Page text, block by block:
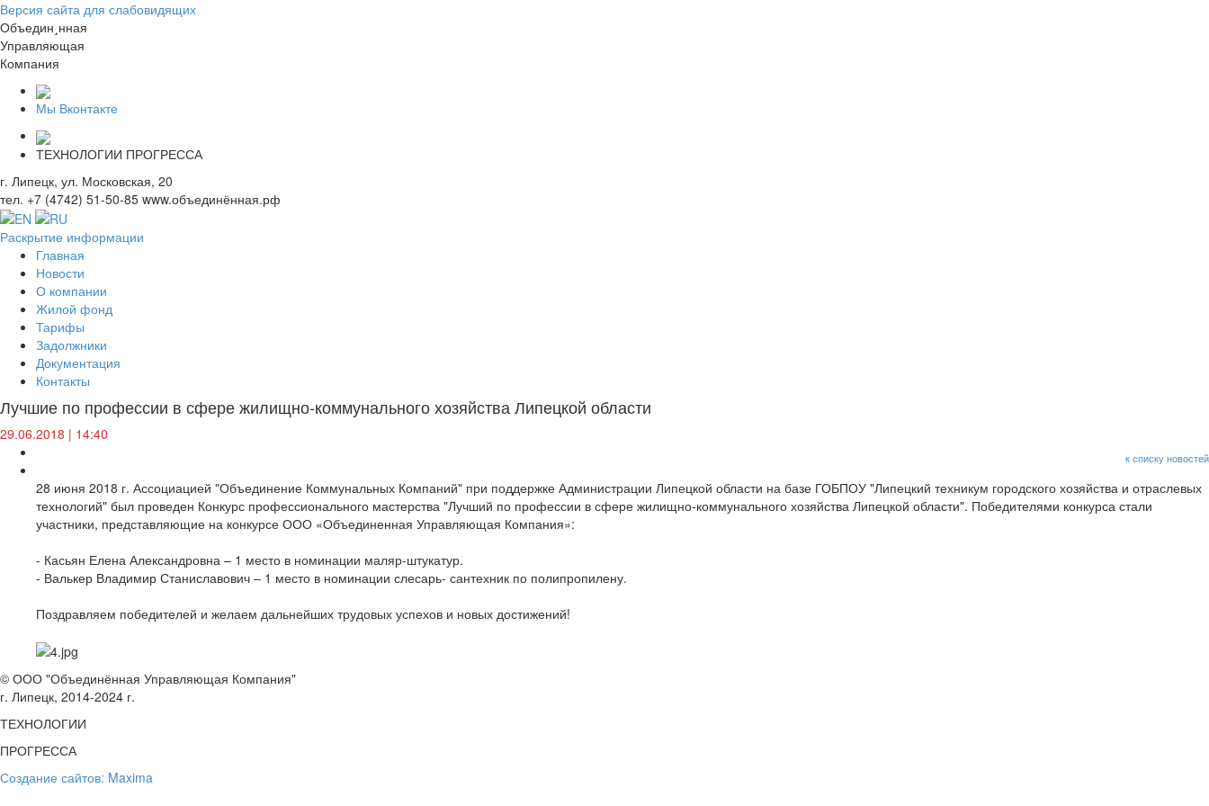
Версия сайта для слабовидящих
Объедин¸нная
Управляющая
Компания
Мы Вконтакте
ТЕХНОЛОГИИ ПРОГРЕССА
г. Липецк, ул. Московская, 20
тел. +7 (4742) 51-50-85 www.объединённая.рф
Раскрытие информации
Главная
Новости
О компании
Жилой фонд
Тарифы
Задолжники
Документация
Контакты
Лучшие по профессии в сфере жилищно-коммунального хозяйства Липецкой области
29.06.2018 | 14:40
к списку новостей
28 июня 2018 г. Ассоциацией "Объединение Коммунальных Компаний" при поддержке Администрации Липецкой области на базе ГОБПОУ "Липецкий техникум городского хозяйства и отраслевых
технологий" был проведен Конкурс профессионального мастерства "Лучший по профессии в сфере жилищно-коммунального хозяйства Липецкой области". Победителями конкурса стали
участники, представляющие на конкурсе ООО «Объединенная Управляющая Компания»:
- Касьян Елена Александровна – 1 место в номинации маляр-штукатур.
- Валькер Владимир Станиславович – 1 место в номинации слесарь- сантехник по полипропилену.
Поздравляем победителей и желаем дальнейших трудовых успехов и новых достижений!
© ООО "Объединённая Управляющая Компания"
г. Липецк, 2014-2024 г.
ТЕХНОЛОГИИ
ПРОГРЕССА
Создание сайтов: Maxima